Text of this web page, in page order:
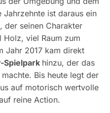
ist daraus ein
der seinen Charakter
Holz, viel Raum zum
Jahr 2017 kam direkt
Spielpark hinzu, der das
Bis heute legt der
auf motorisch wertvolle
reine Action.